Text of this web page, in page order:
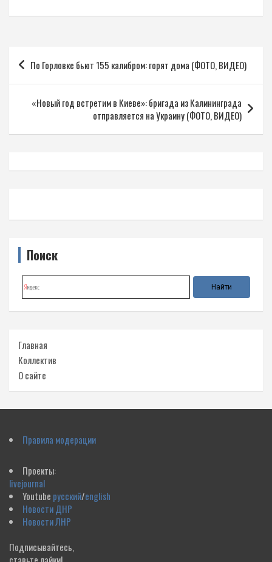
Навигация
по
записям
По Горловке бьют 155 калибром: горят дома (ФОТО, ВИДЕО)
«Новый год встретим в Киеве»: бригада из Калининграда
отправляется на Украину (ФОТО, ВИДЕО)
Поиск
Главная
Коллектив
О сайте
Правила модерации
Проекты:
livejournal
Youtube русский/english
Новости ДНР
Новости ЛНР
Подписывайтесь,